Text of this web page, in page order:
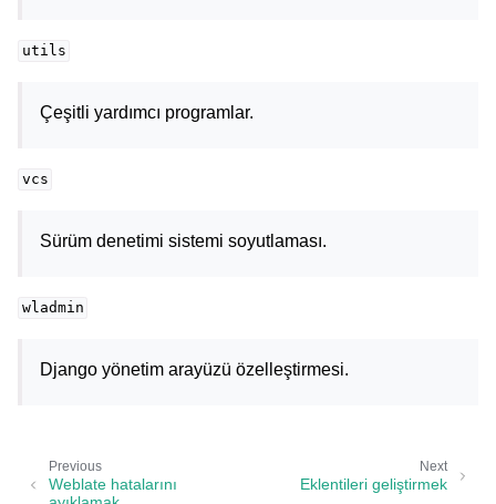
utils
Çeşitli yardımcı programlar.
vcs
Sürüm denetimi sistemi soyutlaması.
wladmin
Django yönetim arayüzü özelleştirmesi.
Next
Eklentileri geliştirmek
Previous
Weblate hatalarını